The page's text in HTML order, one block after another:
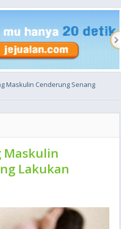
Maskulin Cenderung Senang
Maskulin
Lakukan